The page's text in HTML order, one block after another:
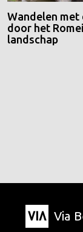
Wandelen met
door het
landschap
Via